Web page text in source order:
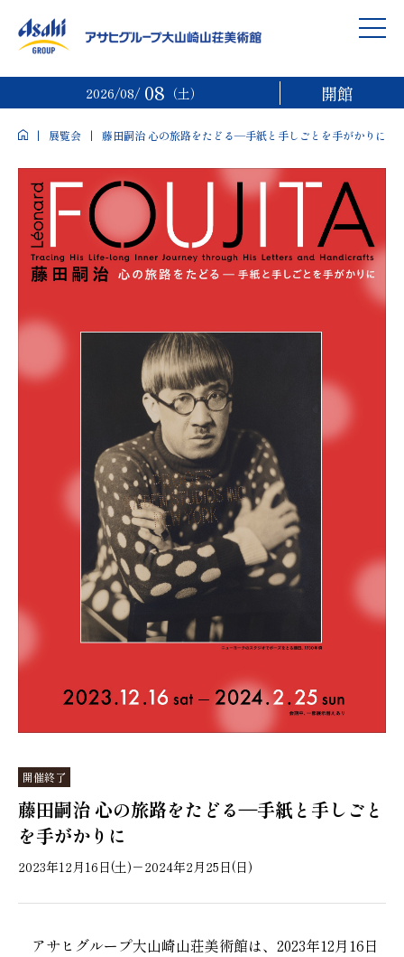
2026/08/ 08 （土） 開館
展覧会 藤田嗣治 心の旅路をたどる―手紙と手しごとを手がかりに
開催終了
藤田嗣治 心の旅路をたどる―手紙と手しごと
を手がかりに
2023年12月16日(土)－2024年2月25日(日)
アサヒグループ大山崎山荘美術館は、2023年12月16日